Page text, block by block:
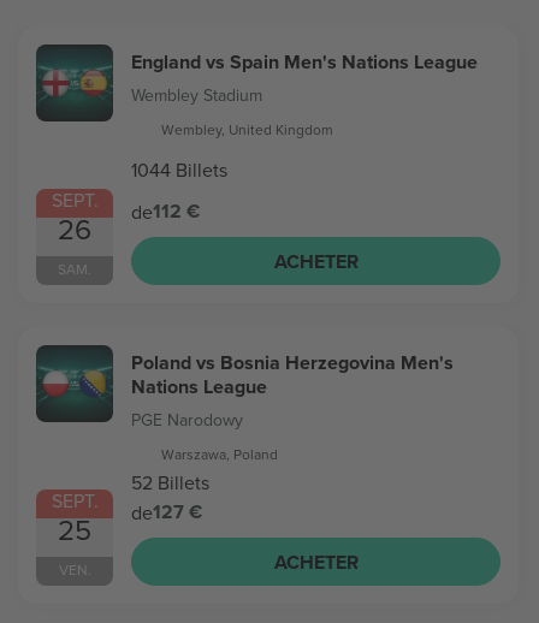
SEPT.
26
SAM.
England vs Spain Men's Nations League
Wembley Stadium
Wembley, United Kingdom
1044 Billets
de112 €
ACHETER
SEPT.
25
VEN.
Poland vs Bosnia Herzegovina Men's
Nations League
PGE Narodowy
Warszawa, Poland
52 Billets
de127 €
ACHETER